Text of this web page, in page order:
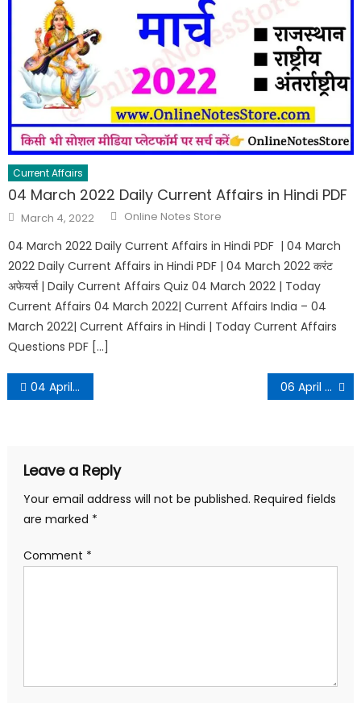
Current Affairs
04 March 2022 Daily Current Affairs in Hindi PDF
March 4, 2022 Online Notes Store
04 March 2022 Daily Current Affairs in Hindi PDF | 04 March
2022 Daily Current Affairs in Hindi PDF | 04 March 2022 करंट
अफेयर्स | Daily Current Affairs Quiz 04 March 2022 | Today
Current Affairs 04 March 2022| Current Affairs India – 04
March 2022| Current Affairs in Hindi | Today Current Affairs
Questions PDF […]
04 April 2022 Daily Current Affairs in Hindi PDF 06 April 2022 Daily Current Affairs in Hindi PDF
Leave a Reply
Your email address will not be published. Required fields
are marked *
Comment *